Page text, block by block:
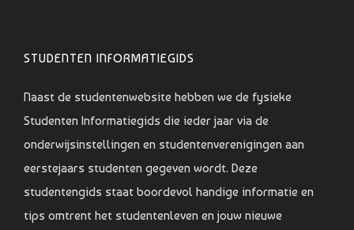
STUDENTEN INFORMATIEGIDS
Naast de studentenwebsite hebben we de fysieke
Studenten Informatiegids die ieder jaar via de
onderwijsinstellingen en studentenverenigingen aan
eerstejaars studenten gegeven wordt. Deze
studentengids staat boordevol handige informatie en
tips omtrent het studentenleven en jouw nieuwe